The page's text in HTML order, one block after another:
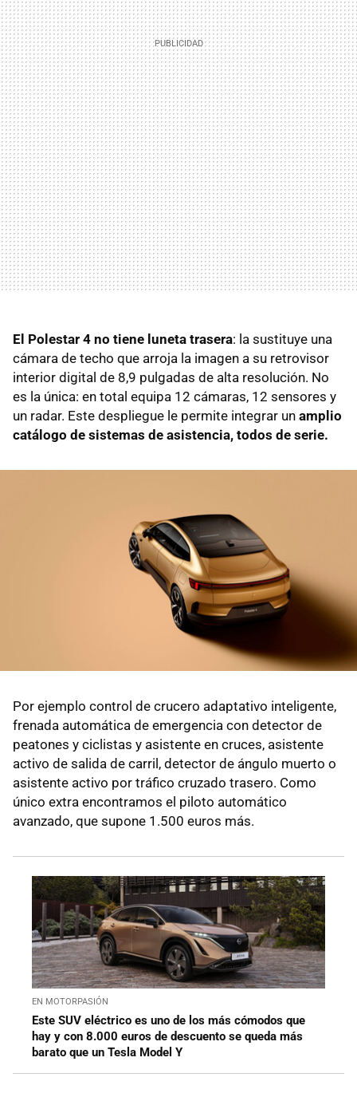
El Polestar 4 no tiene luneta trasera: la sustituye una
cámara de techo que arroja la imagen a su retrovisor
interior digital de 8,9 pulgadas de alta resolución. No
es la única: en total equipa 12 cámaras, 12 sensores y
un radar. Este despliegue le permite integrar un amplio
catálogo de sistemas de asistencia, todos de serie.
Por ejemplo control de crucero adaptativo inteligente,
frenada automática de emergencia con detector de
peatones y ciclistas y asistente en cruces, asistente
activo de salida de carril, detector de ángulo muerto o
asistente activo por tráfico cruzado trasero. Como
único extra encontramos el piloto automático
avanzado, que supone 1.500 euros más.
EN MOTORPASIÓN
Este SUV eléctrico es uno de los más cómodos que
hay y con 8.000 euros de descuento se queda más
barato que un Tesla Model Y